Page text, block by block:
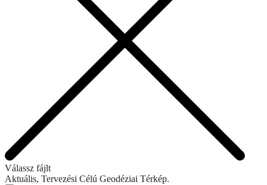
Válassz fájlt
Aktuális, Tervezési Célú Geodéziai Térkép.